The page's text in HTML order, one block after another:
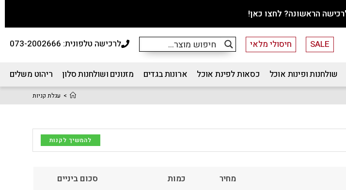
SALE חיסולי מלאי לרכישה טלפונית: 073-2002666
שולחנות ופינות אוכל כסאות לפינת אוכל ארונות בגדים מזנונים ושולחנות סלון ריהוט משלים
> עגלת קניות
להמשיך לקנות
מחיר כמות סכום ביניים